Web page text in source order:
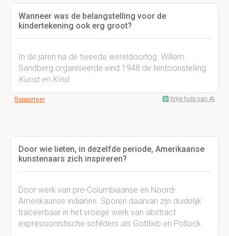
Wanneer was de belangstelling voor de
kindertekening ook erg groot?
In de jaren na de tweede wereldoorlog. Willem
Sandberg organiseerde eind 1948 de tentoonstelling
Kunst en Kind.
Rapporteer Krijg hulp van AI
Door wie lieten, in dezelfde periode, Amerikaanse
kunstenaars zich inspireren?
Door werk van pre-Columbiaanse en Noord-
Amerikaanse indianen. Sporen daarvan zijn duidelijk
traceerbaar in het vroege werk van abstract
expressionistische schilders als Gottlieb en Pollock.